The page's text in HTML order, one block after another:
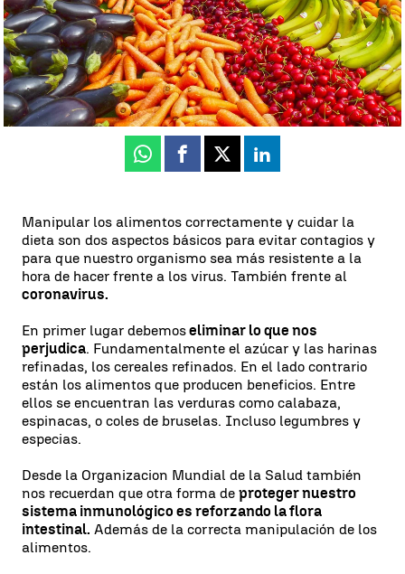
Antena 3 Noticias
Actualizado:07 de marzo de 2020, 21:44
Publicado:07 de marzo de 2020, 20:28
Whatsapp
Facebook
X Linkedin
Manipular los alimentos correctamente y cuidar la
dieta son dos aspectos básicos para evitar contagios y
para que nuestro organismo sea más resistente a la
hora de hacer frente a los virus. También frente al
coronavirus.
En primer lugar debemoseliminar lo que nos
perjudica. Fundamentalmente el azúcar y las harinas
refinadas, los cereales refinados. En el lado contrario
están los alimentos que producen beneficios. Entre
ellos se encuentran las verduras como calabaza,
espinacas, o coles de bruselas. Incluso legumbres y
especias.
Desde la Organizacion Mundial de la Salud también
nos recuerdan que otra forma de proteger nuestro
sistema inmunológico es reforzando la flora
intestinal. Además de la correcta manipulación de los
alimentos.